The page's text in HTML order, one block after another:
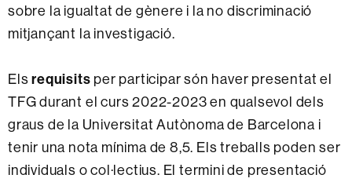
sobre la igualtat de gènere i la no discriminació
mitjançant la investigació.
Elsrequisits per participar són haver presentat el
TFG durant el curs 2022-2023 en qualsevol dels
graus de la Universitat Autònoma de Barcelona i
tenir una nota mínima de 8,5. Els treballs poden ser
individuals o col·lectius. El termini de presentació